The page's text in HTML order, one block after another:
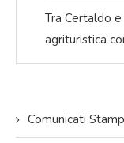
Tra Certaldo e
agrituristica
Comunicati